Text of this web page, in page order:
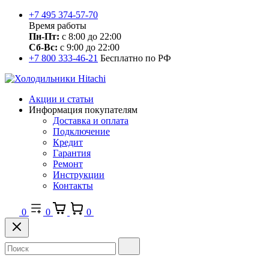
+7 495 374-57-70
Время работы
Пн-Пт: с 8:00 до 22:00
Сб-Вс: с 9:00 до 22:00
+7 800 333-46-21 Бесплатно по РФ
Акции и статьи
Информация покупателям
Доставка и оплата
Подключение
Кредит
Гарантия
Ремонт
Инструкции
Контакты
0 0 0